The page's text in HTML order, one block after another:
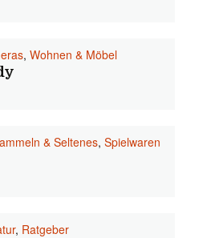
, Wohnen & Möbel
& Seltenes, Spielwaren
, Ratgeber